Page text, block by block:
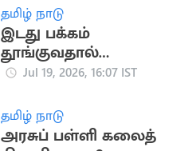
தமிழ் நாடு
இடது பக்கம்
தூங்குவதால்
கிடைக்கும் முக்கிய
Jul 19, 2026, 16:07 IST
தமிழ் நாடு
அரசுப் பள்ளி கலைத்